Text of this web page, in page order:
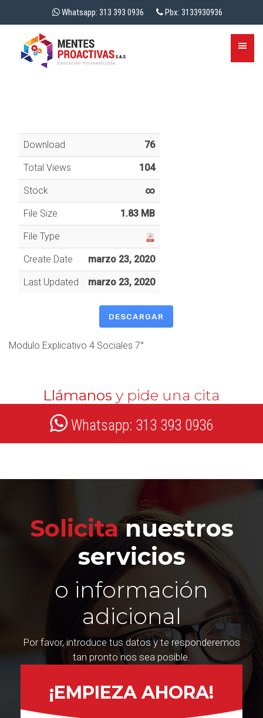
Whatsapp: 313 393 0936 Pbx: 3133930936
Download 76
Total Views 104
Stock ∞
File Size 1.83 MB
File Type
Create Date marzo 23, 2020
Last Updated marzo 23, 2020
DESCARGAR
Modulo Explicativo 4 Sociales 7°
Llámanos y pide una cita
Whatsapp: 313 393 0936
Solicitanuestros
servicios
o información
adicional
Por favor, introduce tus datos y te responderemos
tan pronto nos sea posible.
¡EMPIEZA AHORA!